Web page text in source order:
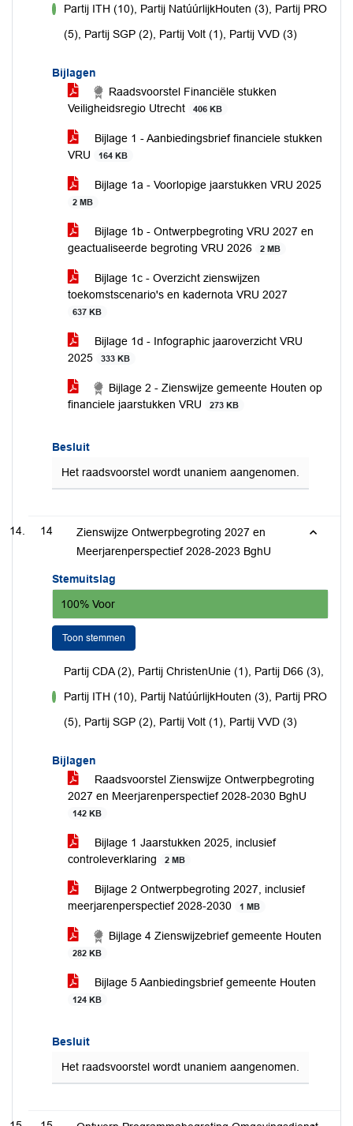
Partij ITH (10), Partij NatúúrlijkHouten (3), Partij PRO
(5), Partij SGP (2), Partij Volt (1), Partij VVD (3)
Bijlagen
Raadsvoorstel Financiële stukken
Veiligheidsregio Utrecht
406 KB
Bijlage 1 - Aanbiedingsbrief financiele stukken
VRU
164 KB
Bijlage 1a - Voorlopige jaarstukken VRU 2025
2 MB
Bijlage 1b - Ontwerpbegroting VRU 2027 en
geactualiseerde begroting VRU 2026
2 MB
Bijlage 1c - Overzicht zienswijzen
toekomstscenario's en kadernota VRU 2027
637 KB
Bijlage 1d - Infographic jaaroverzicht VRU
2025
333 KB
Bijlage 2 - Zienswijze gemeente Houten op
financiele jaarstukken VRU
273 KB
Besluit
Het raadsvoorstel wordt unaniem aangenomen.
14
Zienswijze Ontwerpbegroting 2027 en
Meerjarenperspectief 2028-2023 BghU
Stemuitslag
100% Voor
Toon stemmen
Partij CDA (2), Partij ChristenUnie (1), Partij D66 (3),
Partij ITH (10), Partij NatúúrlijkHouten (3), Partij PRO
(5), Partij SGP (2), Partij Volt (1), Partij VVD (3)
Bijlagen
Raadsvoorstel Zienswijze Ontwerpbegroting
2027 en Meerjarenperspectief 2028-2030 BghU
142 KB
Bijlage 1 Jaarstukken 2025, inclusief
controleverklaring
2 MB
Bijlage 2 Ontwerpbegroting 2027, inclusief
meerjarenperspectief 2028-2030
1 MB
Bijlage 4 Zienswijzebrief gemeente Houten
282 KB
Bijlage 5 Aanbiedingsbrief gemeente Houten
124 KB
Besluit
Het raadsvoorstel wordt unaniem aangenomen.